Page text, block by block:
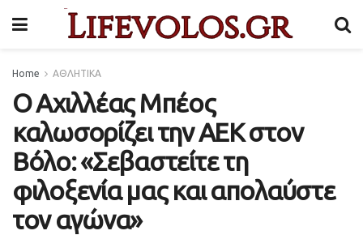
Home ΑΘΛΗΤΙΚΑ
O Αχιλλέας Μπέος
καλωσορίζει την ΑΕΚ στον
Βόλο: «Σεβαστείτε τη
φιλοξενία μας και απολαύστε
τον αγώνα»